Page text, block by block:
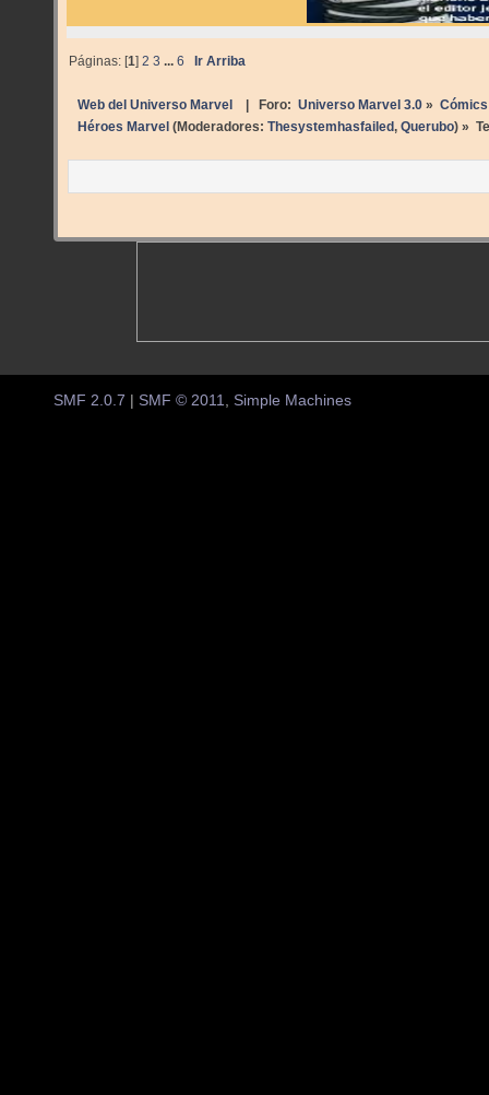
Páginas: [1]2 3 ...6 Ir Arriba
Web del Universo Marvel | Foro: Universo Marvel 3.0» Cómics
Héroes Marvel (Moderadores: Thesystemhasfailed, Querubo) »
SMF 2.0.7 SMF © 2011 Simple Machines